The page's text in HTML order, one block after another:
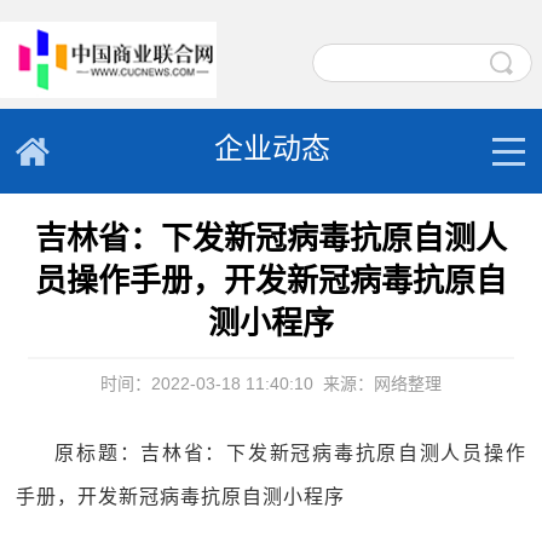
企业动态
吉林省：下发新冠病毒抗原自测人
员操作手册，开发新冠病毒抗原自
测小程序
时间：2022-03-18 11:40:10 来源：网络整理
原标题：吉林省：下发新冠病毒抗原自测人员操作
手册，开发新冠病毒抗原自测小程序